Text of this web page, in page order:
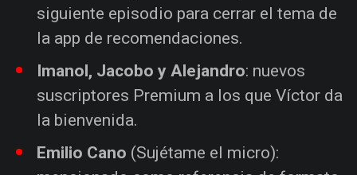
siguiente episodio para cerrar el tema de
la app de recomendaciones.
Imanol, Jacobo y Alejandro: nuevos
suscriptores Premium a los que Víctor da
la bienvenida.
Emilio Cano (Sujétame el micro):